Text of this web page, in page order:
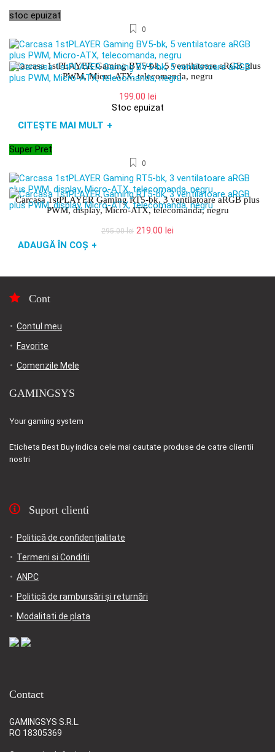
stoc epuizat
0
Carcasa 1stPLAYER Gaming BV5-bk, 5 ventilatoare aRGB plus
PWM, Micro-ATX, telecomanda, negru
199.00 lei
Stoc epuizat
CITEȘTE MAI MULT +
Super Pret
0
Carcasa 1stPLAYER Gaming RT5-bk, 3 ventilatoare aRGB plus
PWM, display, Micro-ATX, telecomanda, negru
295.00lei Prețul
295.00 lei.
219.00 lei
ADAUGĂ ÎN COȘ +
Cont
Contul meu
Favorite
Comenzile Mele
GAMINGSYS
Your gaming system
Eticheta Best Buyindica cele mai cautate produse de catre clientii
nostri
Suport clienti
Politică de confidențialitate
Termeni si Conditii
ANPC
Politică de rambursări și returnări
Modalitati de plata
Contact
GAMINGSYS S.R.L.
RO 18305369